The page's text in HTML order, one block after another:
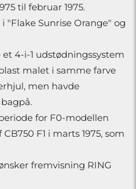
til februar 1975.
"Flake Sunrise Orange" og
4-i-1 udstødningssystem
malet i samme farve
men havde
for F0-modellen
F1 i marts 1975, som
fremvisning RING